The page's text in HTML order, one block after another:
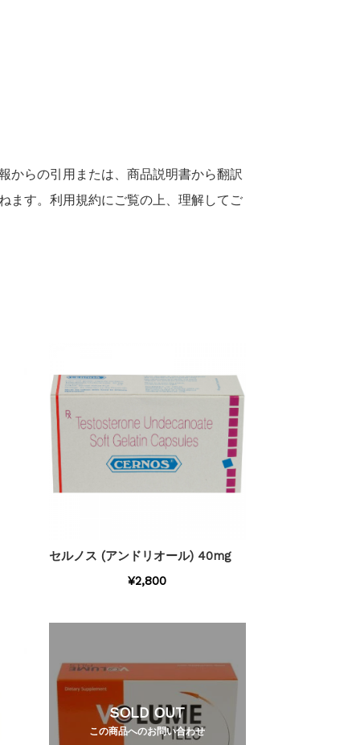
らの引用または、商品説明書から翻訳
ます。利用規約にご覧の上、理解してご
セルノス (アンドリオール) 40mg
¥2,800
SOLD OUT
この商品へのお問い合わせ